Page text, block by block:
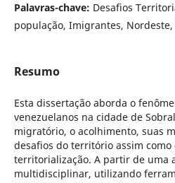
Palavras-chave: Desafios
população, Imigrantes,
Resumo
Esta dissertação aborda o
venezuelanos na cidade de
migratório, o acolhimento, suas
desafios do território assim como
territorialização. A partir de uma
multidisciplinar, utilizando